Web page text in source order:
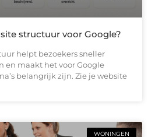
structuur voor Google?
helpt bezoekers sneller
en maakt het voor Google
belangrijk zijn. Zie je website
WONINGEN